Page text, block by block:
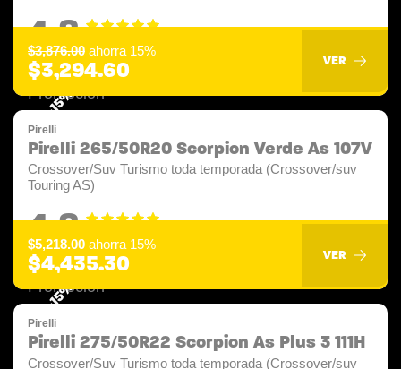
4.8
-15%
$3,876.00 ahorra 15%
$3,294.60 VER
Pirelli
Pirelli 265/50R20 Scorpion Verde As 107V
Crossover/Suv Turismo toda temporada (Crossover/suv
Touring AS)
4.8
-15%
$5,218.00 ahorra 15%
$4,435.30 VER
Pirelli
Pirelli 275/50R22 Scorpion As Plus 3 111H
Crossover/Suv Turismo toda temporada (Crossover/suv